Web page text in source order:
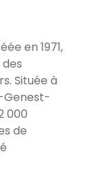
en 1971,
Située à
Genest-
000
de